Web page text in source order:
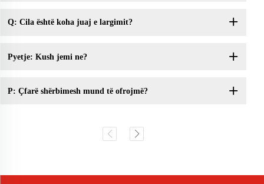
Q: Cila është koha juaj e largimit?
Pyetje: Kush jemi ne?
P: Çfarë shërbimesh mund të ofrojmë?